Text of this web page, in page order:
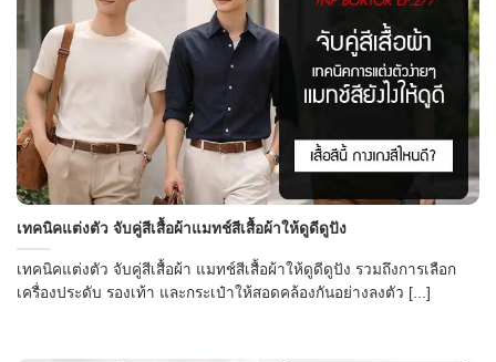
เทคนิคแต่งตัว จับคู่สีเสื้อผ้าแมทช์สีเสื้อผ้าให้ดูดีดูปัง
เทคนิคแต่งตัว จับคู่สีเสื้อผ้า แมทช์สีเสื้อผ้าให้ดูดีดูปัง รวมถึงการเลือก
เครื่องประดับ รองเท้า และกระเป๋าให้สอดคล้องกันอย่างลงตัว [...]